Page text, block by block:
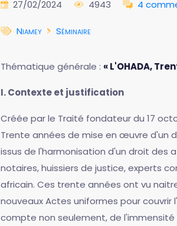
27/02/2024 4943 4
Niamey Séminaire
Thématique générale : « L'OHADA,
I. Contexte et justification
Créée par le Traité fondateur du 17
Trente années de mise en œuvre d'un
issus de l'harmonisation d'un droit des
notaires, huissiers de justice, experts
africain. Ces trente années ont vu
nouveaux Actes uniformes pour
compte non seulement, de l'immensité